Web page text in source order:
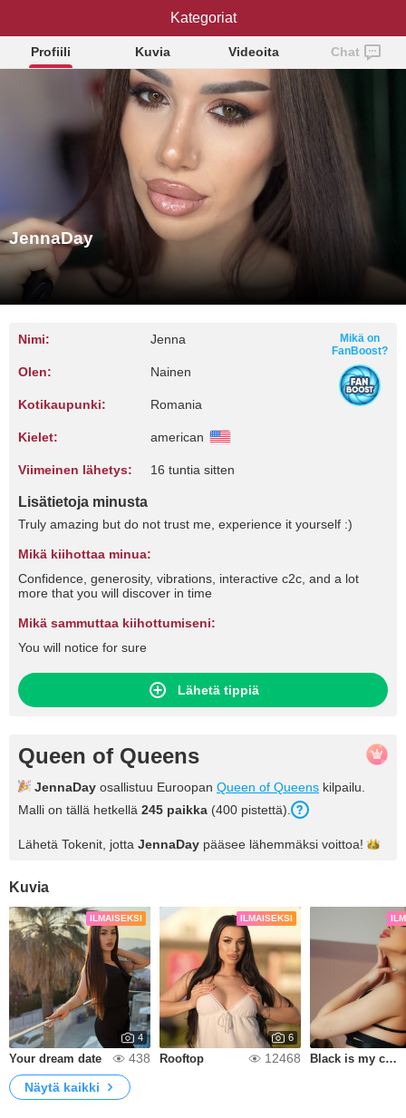
JennaDay
Profiili Kuvia Videoita Chat
JennaDay
Nimi: Jenna
Olen: Nainen
Kotikaupunki: Romania
Kielet: american
Viimeinen lähetys: 16 tuntia sitten
Mikä on
FanBoost?
Lisätietoja minusta
Truly amazing but do not trust me, experience it yourself :)
Mikä kiihottaa minua:
Confidence, generosity, vibrations, interactive c2c, and a lot
more that you will discover in time
Mikä sammuttaa kiihottumiseni:
You will notice for sure
Lähetä tippiä
Queen of Queens
JennaDay osallistuu Euroopan Queen of Queens kilpailu.
Malli on tällä hetkellä 245 paikka (400 pistettä).
Lähetä Tokenit, jotta JennaDay pääsee lähemmäksi voittoa!
Kuvia
ILMAISEKSI
4
Your dream date 438
ILMAISEKSI
6
Rooftop 12468 Black is my color
Näytä kaikki
Kategoriat